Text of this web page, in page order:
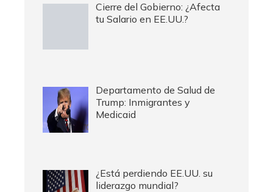
Cierre del Gobierno: ¿Afecta
tu Salario en EE.UU.?
Departamento de Salud de
Trump: Inmigrantes y
Medicaid
¿Está perdiendo EE.UU. su
liderazgo mundial?